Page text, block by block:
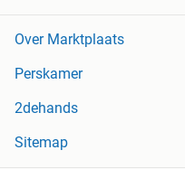
Over Marktplaats
Perskamer
2dehands
Sitemap